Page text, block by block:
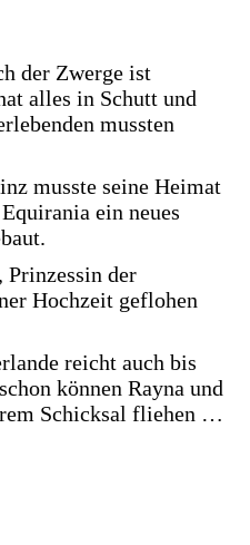
der Zwerge ist
alles in Schutt und
mussten
musste seine Heimat
ein neues
der
Hochzeit geflohen
reicht auch bis
können Rayna und
Schicksal fliehen …